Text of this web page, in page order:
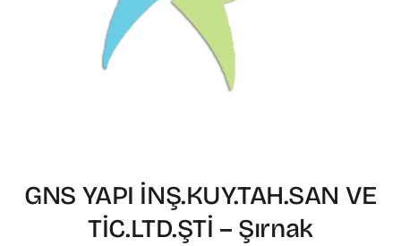
GNS YAPI İNŞ.KUY.TAH.SAN VE
TİC.LTD.ŞTİ – Şırnak